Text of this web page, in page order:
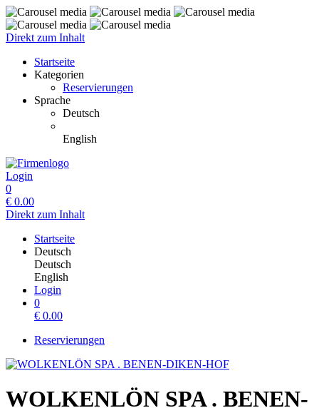
Direkt zum Inhalt
Startseite
Kategorien
Reservierungen
Sprache
Deutsch
English
Login
0
€ 0.00
Direkt zum Inhalt
Startseite
Deutsch
Deutsch
English
Login
0
€ 0.00
Reservierungen
WOLKENLÖN SPA . BENEN-